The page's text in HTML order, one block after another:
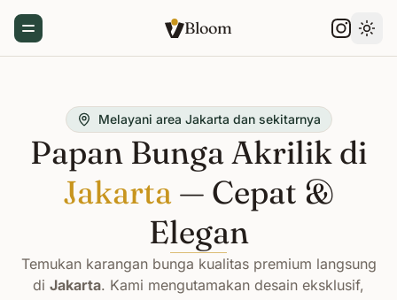
Toggle Menu Bloom
Melayani area Jakarta dan sekitarnya
Papan Bunga Akrilik di
Jakarta — Cepat &
Elegan
Temukan karangan bunga kualitas premium langsung
di Jakarta. Kami mengutamakan desain eksklusif,